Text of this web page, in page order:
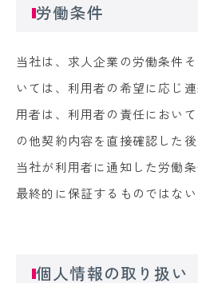
労働条件
当社は、求人企業の労働条件
いては、利用者の希望に応じ
用者は、利用者の責任におい
の他契約内容を直接確認した
当社が利用者に通知した労働
最終的に保証するものではない
個人情報の取り扱い